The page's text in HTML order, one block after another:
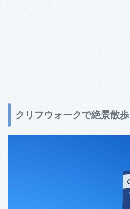
クリフウォークで絶景散歩